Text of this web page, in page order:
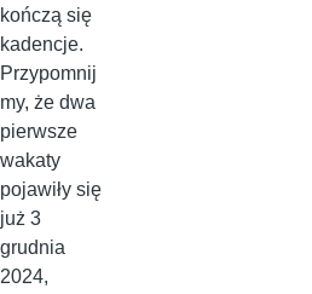
kończą się
kadencje.
Przypomnij
my, że dwa
pierwsze
wakaty
pojawiły się
już 3
grudnia
2024,